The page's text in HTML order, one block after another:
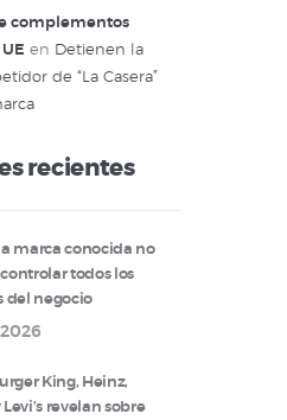
complementos
en Detienen la
de “La Casera”
recientes
marca conocida no
todos los
del negocio
King, Heinz,
revelan sobre